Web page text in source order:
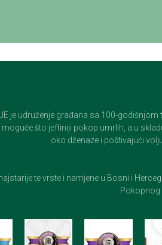
je udruženje građana sa 100-
moguće što jeftiniji pokop umrlih, a u
oko dženaze i poštivajući
te vrste i namjene u Bosni i
Pokopnog